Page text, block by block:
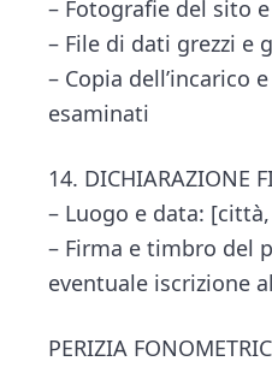
– Fotografie del sito
– File di dati grezzi e
– Copia dell’incarico
esaminati
14. DICHIARAZIONE
– Luogo e data:
– Firma e timbro del
eventuale iscrizione
PERIZIA